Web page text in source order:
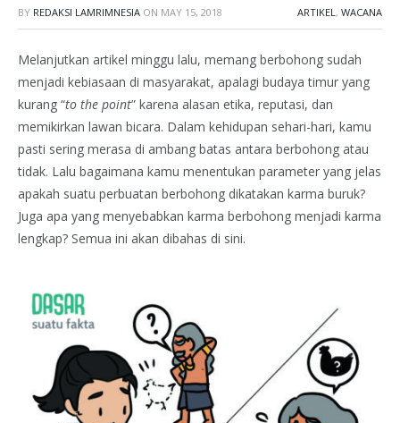
BY REDAKSI LAMRIMNESIA ON MAY 15, 2018 ARTIKEL, WACANA
Melanjutkan artikel minggu lalu, memang berbohong sudah
menjadi kebiasaan di masyarakat, apalagi budaya timur yang
kurang “to the point” karena alasan etika, reputasi, dan
memikirkan lawan bicara. Dalam kehidupan sehari-hari, kamu
pasti sering merasa di ambang batas antara berbohong atau
tidak. Lalu bagaimana kamu menentukan parameter yang jelas
apakah suatu perbuatan berbohong dikatakan karma buruk?
Juga apa yang menyebabkan karma berbohong menjadi karma
lengkap? Semua ini akan dibahas di sini.